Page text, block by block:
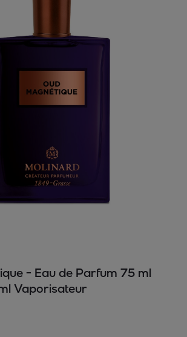
- Eau de Parfum 75 ml
Vaporisateur